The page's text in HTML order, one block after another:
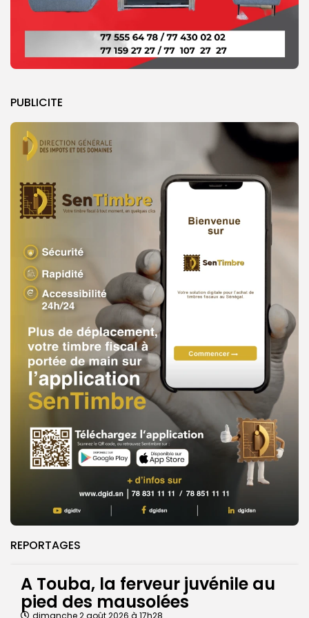
PUBLICITE
REPORTAGES
A Touba, la ferveur juvénile au
pied des mausolées
dimanche 2 août 2026 à 17h28